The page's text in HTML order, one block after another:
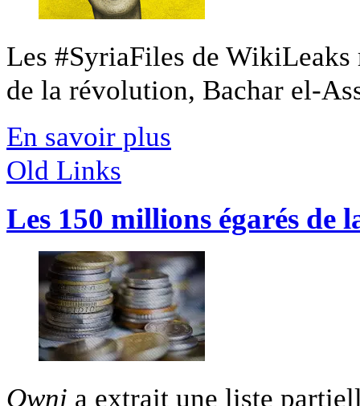
Les #SyriaFiles de
de la révolution, Bachar el-
En savoir plus
Old Links
Les 150 millions égarés de
Owni a extrait une liste